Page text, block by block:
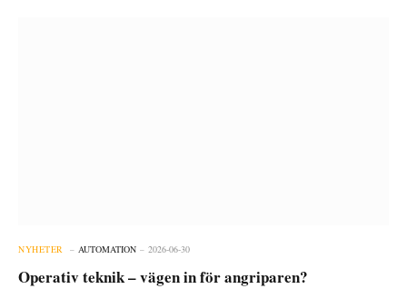
NYHETER AUTOMATION 2026-06-30
Operativ teknik – vägen in för angriparen?